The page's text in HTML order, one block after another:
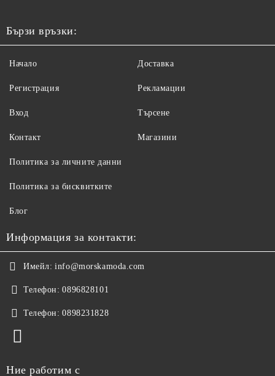
Бързи връзки:
Начало
Регистрация
Вход
Контакт
Доставка
Рекламации
Търсене
Магазини
Политика за личните данни
Политика за бисквитките
Блог
Информация за контакти:
Имейл: info@morskamoda.com
Телефон: 0896828101
Телефон: 0898231828
Ние работим с